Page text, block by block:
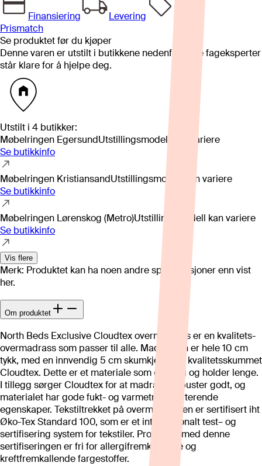
Finansiering
Levering
Prismatch
Se produktet før du kjøper
Denne varen er utstilt i butikkene nedenfor. Våre fageksperter
står klare for å hjelpe deg.
Utstilt i 4 butikker:
Møbelringen EgersundUtstillingsmodell kan variere
Se butikkinfo
Møbelringen KristiansandUtstillingsmodell kan variere
Se butikkinfo
Møbelringen Lørenskog (Metro)Utstillingsmodell kan variere
Se butikkinfo
Vis flere
Merk: Produktet kan ha noen andre spesifikasjoner enn vist
her.
Om produktet
North Beds Exclusive Cloudtex overmadrass er en kvalitets-
overmadrass som passer til alle. Madrassen er hele 10 cm
tykk, med en innvendig 5 cm skumkjerne av kvalitetsskummet
Cloudtex. Dette er et materiale som er varig og holder lenge.
I tillegg sørger Cloudtex for at madrassen puster godt, og
materialet har gode fukt- og varmetransporterende
egenskaper. Tekstiltrekket på overmadrassen er sertifisert iht
Øko-Tex Standard 100, som er et internasjonalt test– og
sertifisering system for tekstiler. Produkter med denne
sertifiseringen er fri for allergifremkallende og
kreftfremkallende fargestoffer.